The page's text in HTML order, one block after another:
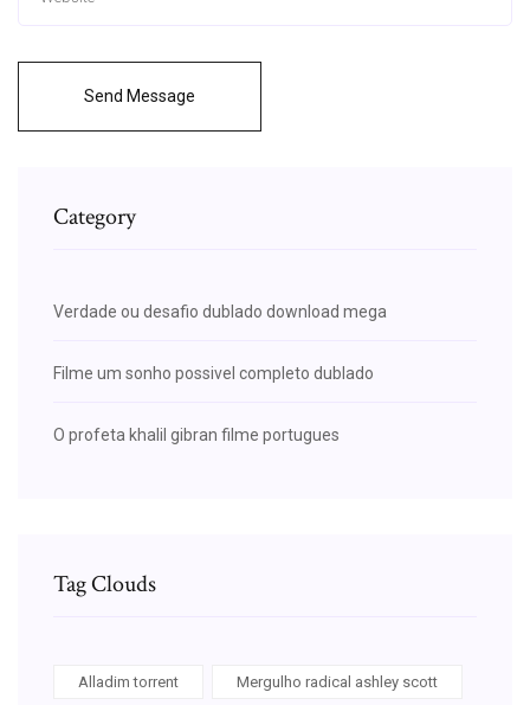
Send Message
Category
Verdade ou desafio dublado download mega
Filme um sonho possivel completo dublado
O profeta khalil gibran filme portugues
Tag Clouds
Alladim torrent Mergulho radical ashley scott